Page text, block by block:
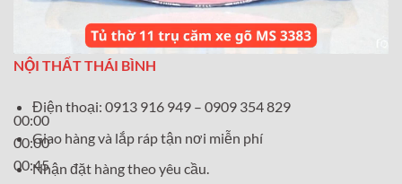
00:00
00:00
00:45
NỘI THẤT THÁI BÌNH
Điện thoại: 0913 916 949 – 0909 354 829
Giao hàng và lắp ráp tận nơi miễn phí
Nhận đặt hàng theo yêu cầu.